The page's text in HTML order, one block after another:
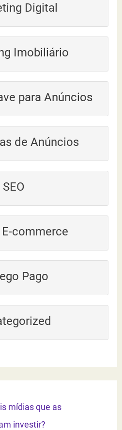
Digital
Imobiliário
para Anúncios
de Anúncios
SEO
commerce
Pago
mídias que as
investir?